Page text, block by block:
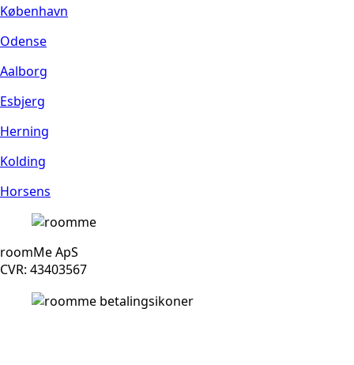
København
Odense
Aalborg
Esbjerg
Herning
Kolding
Horsens
roomMe ApS
CVR: 43403567